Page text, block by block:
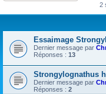
2
Essaimage
Dernier message par
Réponses : 13
Strongylognathus
Dernier message par
Réponses : 2